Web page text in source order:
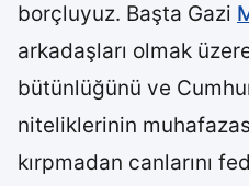
borçluyuz. Başta Gazi
arkadaşları olmak
bütünlüğünü ve
niteliklerinin
kırpmadan canlarını